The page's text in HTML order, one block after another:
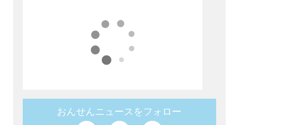
おんせんニュースをフォロー